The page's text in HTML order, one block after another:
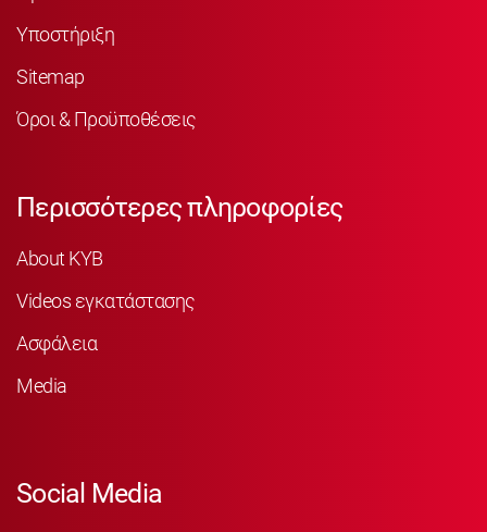
Υποστήριξη
Sitemap
Όροι & Προϋποθέσεις
Περισσότερες πληροφορίες
About KYB
Videos εγκατάστασης
Ασφάλεια
Media
Social Media